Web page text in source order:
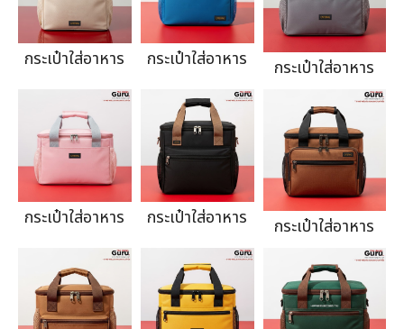
กระเป๋าใส่อาหาร กระเป๋าใส่อาหาร กระเป๋าใส่อาหาร
กระเป๋าใส่อาหาร กระเป๋าใส่อาหาร กระเป๋าใส่อาหาร